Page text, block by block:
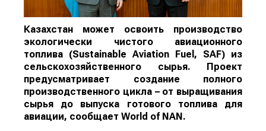
Казахстан может освоить производство
экологически чистого авиационного
топлива (Sustainable Aviation Fuel, SAF) из
сельскохозяйственного сырья. Проект
предусматривает создание полного
производственного цикла – от выращивания
сырья до выпуска готового топлива для
авиации, сообщает World of NAN.